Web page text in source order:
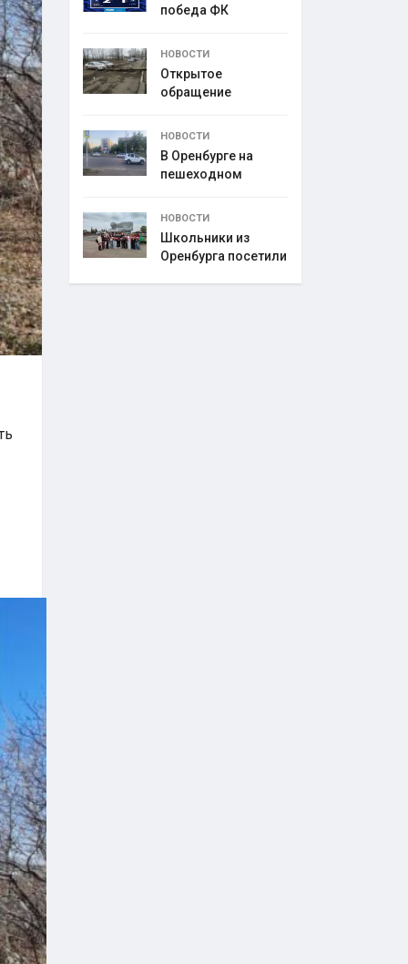
победа ФК
НОВОСТИ
Открытое
обращение
НОВОСТИ
В Оренбурге на
пешеходном
НОВОСТИ
Школьники из
Оренбурга посетили